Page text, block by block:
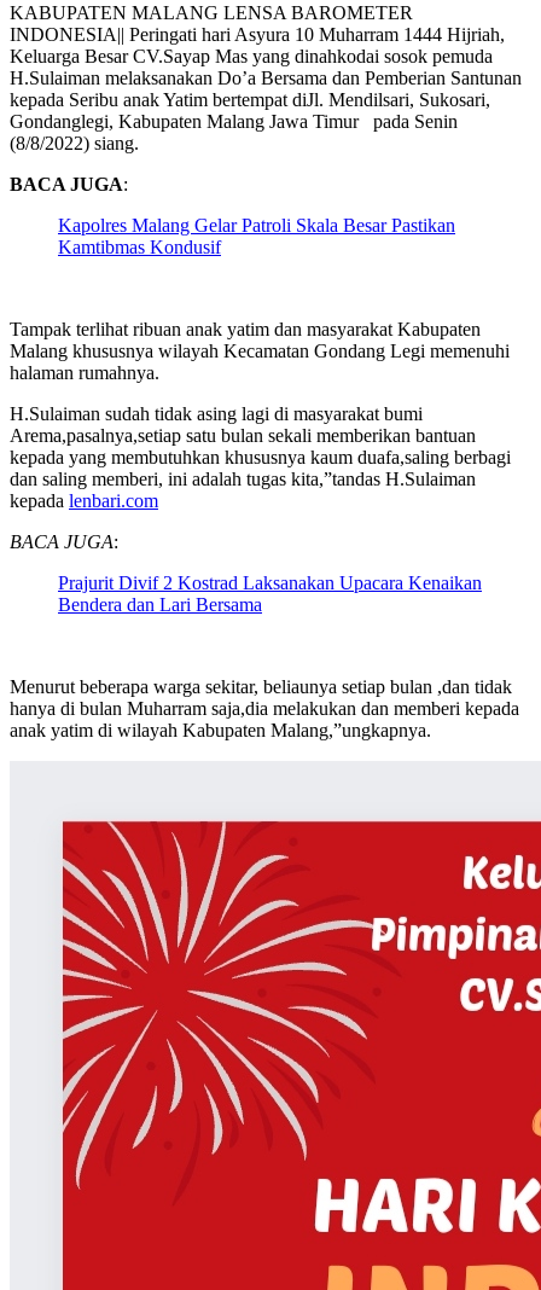
KABUPATEN MALANG LENSA BAROMETER
INDONESIA|| Peringati hari Asyura 10 Muharram 1444 Hijriah,
Keluarga Besar CV.Sayap Mas yang dinahkodai sosok pemuda
H.Sulaiman melaksanakan Do’a Bersama dan Pemberian Santunan
kepada Seribu anak Yatim bertempat diJl. Mendilsari, Sukosari,
Gondanglegi, Kabupaten Malang Jawa Timur pada Senin
(8/8/2022) siang.
BACA JUGA:
Kapolres Malang Gelar Patroli Skala Besar Pastikan
Kamtibmas Kondusif
Tampak terlihat ribuan anak yatim dan masyarakat Kabupaten
Malang khususnya wilayah Kecamatan Gondang Legi memenuhi
halaman rumahnya.
H.Sulaiman sudah tidak asing lagi di masyarakat bumi
Arema,pasalnya,setiap satu bulan sekali memberikan bantuan
kepada yang membutuhkan khususnya kaum duafa,saling berbagi
dan saling memberi, ini adalah tugas kita,”tandas H.Sulaiman
kepada lenbari.com
BACA JUGA:
Prajurit Divif 2 Kostrad Laksanakan Upacara Kenaikan
Bendera dan Lari Bersama
Menurut beberapa warga sekitar, beliaunya setiap bulan ,dan tidak
hanya di bulan Muharram saja,dia melakukan dan memberi kepada
anak yatim di wilayah Kabupaten Malang,”ungkapnya.